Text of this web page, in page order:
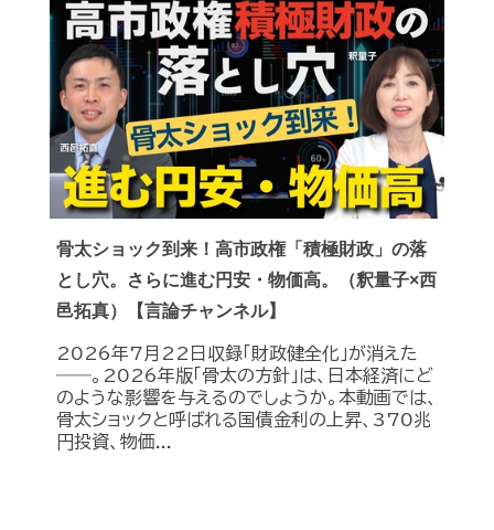
骨太ショック到来！高市政権「積極財政」の落
とし穴。さらに進む円安・物価高。（釈量子×西
邑拓真）【言論チャンネル】
2026年7月22日収録「財政健全化」が消えた
――。2026年版「骨太の方針」は、日本経済にど
のような影響を与えるのでしょうか。本動画では、
骨太ショックと呼ばれる国債金利の上昇、370兆
円投資、物価...